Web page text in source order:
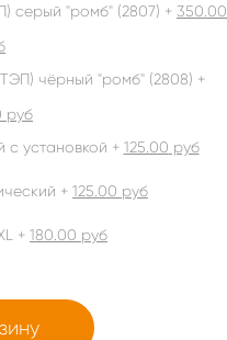
серый "ромб" (2807) + 350.00
чёрный "ромб" (2808) +
руб
с установкой + 125.00 руб
+ 125.00 руб
+ 180.00 руб